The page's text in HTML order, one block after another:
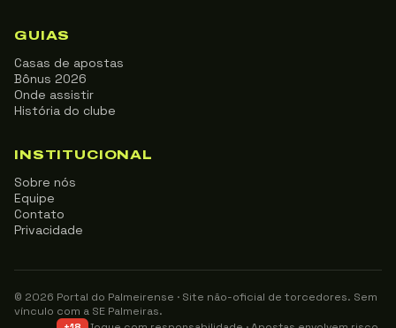
GUIAS
Casas de apostas
Bônus 2026
Onde assistir
História do clube
INSTITUCIONAL
Sobre nós
Equipe
Contato
Privacidade
© 2026 Portal do Palmeirense · Site não-oficial de torcedores. Sem
vínculo com a SE Palmeiras.